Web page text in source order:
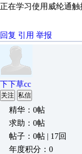
正在学习使用威纶通触
回复 引用 举报
下下草cc
关注 私信
精华：0帖
求助：0帖
帖子：0帖 | 17回
年度积分：0